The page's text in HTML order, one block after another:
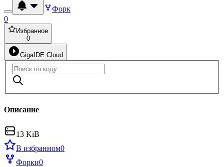
Форк
0
Избранное
0
GigaIDE Cloud
Описание
13 KiB
В избранном0
Форки0